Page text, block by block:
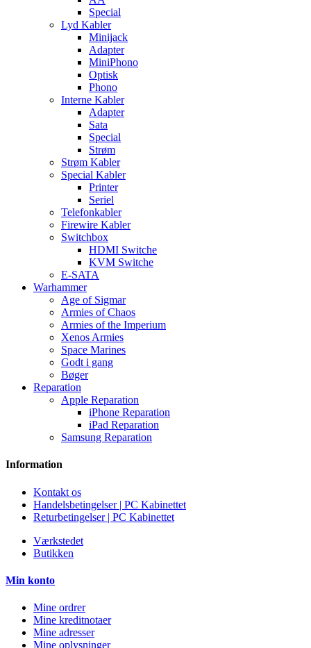
Special
Lyd Kabler
Minijack
Adapter
MiniPhono
Optisk
Phono
Interne Kabler
Adapter
Sata
Special
Strøm
Strøm Kabler
Special Kabler
Printer
Seriel
Telefonkabler
Firewire Kabler
Switchbox
HDMI Switche
KVM Switche
E-SATA
Warhammer
Age of Sigmar
Armies of Chaos
Armies of the Imperium
Xenos Armies
Space Marines
Godt i gang
Bøger
Reparation
Apple Reparation
iPhone Reparation
iPad Reparation
Samsung Reparation
Information
Kontakt os
Handelsbetingelser | PC Kabinettet
Returbetingelser | PC Kabinettet
Værkstedet
Butikken
Min konto
Mine ordrer
Mine kreditnotaer
Mine adresser
Mine oplysninger